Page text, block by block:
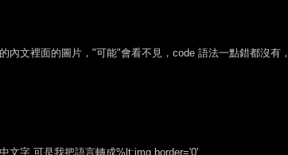
內文裡面的圖片，"可能"會看不見，code 語法一點錯都沒有
文字.可是我把語言轉成%lt;img border='0'